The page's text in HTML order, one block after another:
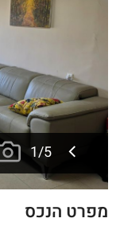
1/5
מפרט הנכס